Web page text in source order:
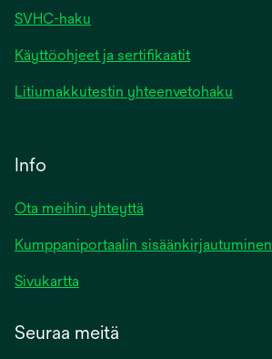
SVHC-haku
Käyttöohjeet ja sertifikaatit
Litiumakkutestin yhteenvetohaku
Info
Ota meihin yhteyttä
Kumppaniportaalin sisäänkirjautuminen
Sivukartta
Seuraa meitä